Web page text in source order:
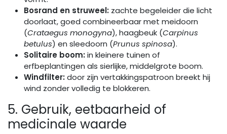
Bosrand en struweel: zachte begeleider die licht
doorlaat, goed combineerbaar met meidoorn
(Crataegus monogyna), haagbeuk (Carpinus
betulus) en sleedoorn (Prunus spinosa).
Solitaire boom:in kleinere tuinen of
erfbeplantingen als sierlijke, middelgrote boom.
Windfilter:door zijn vertakkingspatroon breekt hij
wind zonder volledig te blokkeren.
5. Gebruik, eetbaarheid of
medicinale waarde